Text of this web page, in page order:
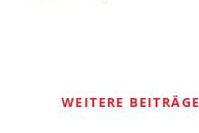
WEITERE BEITRÄGE